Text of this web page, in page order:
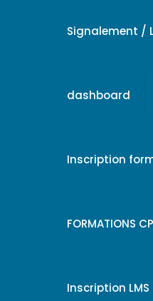
Signalement /
dashboard
Inscription
FORMATIONS
Inscription LMS